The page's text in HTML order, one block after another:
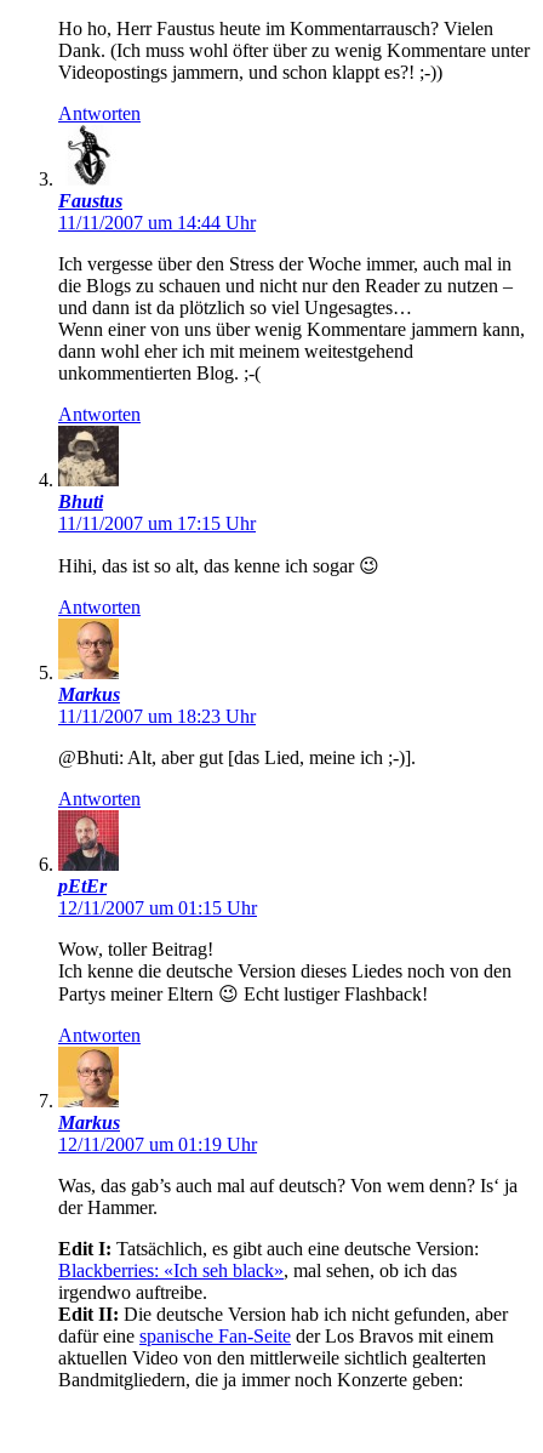
Ho ho, Herr Faustus heute im Kommentarrausch? Vielen
Dank. (Ich muss wohl öfter über zu wenig Kommentare unter
Videopostings jammern, und schon klappt es?! ;-))
Antworten
Faustus
11/11/2007 um 14:44 Uhr
Ich vergesse über den Stress der Woche immer, auch mal in
die Blogs zu schauen und nicht nur den Reader zu nutzen –
und dann ist da plötzlich so viel Ungesagtes…
Wenn einer von uns über wenig Kommentare jammern kann,
dann wohl eher ich mit meinem weitestgehend
unkommentierten Blog. ;-(
Antworten
Bhuti
11/11/2007 um 17:15 Uhr
Hihi, das ist so alt, das kenne ich sogar 😉
Antworten
Markus
11/11/2007 um 18:23 Uhr
@Bhuti: Alt, aber gut [das Lied, meine ich ;-)].
Antworten
pEtEr
12/11/2007 um 01:15 Uhr
Wow, toller Beitrag!
Ich kenne die deutsche Version dieses Liedes noch von den
Partys meiner Eltern 😉 Echt lustiger Flashback!
Antworten
Markus
12/11/2007 um 01:19 Uhr
Was, das gab’s auch mal auf deutsch? Von wem denn? Is‘ ja
der Hammer.
Edit I: Tatsächlich, es gibt auch eine deutsche Version:
Blackberries: «Ich seh black», mal sehen, ob ich das
irgendwo auftreibe.
Edit II: Die deutsche Version hab ich nicht gefunden, aber
dafür eine spanische Fan-Seite der Los Bravos mit einem
aktuellen Video von den mittlerweile sichtlich gealterten
Bandmitgliedern, die ja immer noch Konzerte geben: